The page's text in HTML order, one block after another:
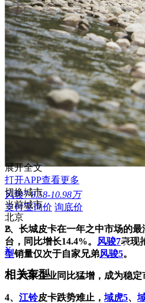
风骏7 8.58-10.98万
支付宝询价 询底价
2、长城皮卡在一年之中市场的
台，同比增长14.4%。
风骏7表现
型销量仅次于自家兄弟风骏5。
3、六家企业同比猛增，成为稳定
4、 江铃皮卡跌势难止， 域虎5、
展开全文
打开APP查看更多
切换城市
当前城市
北京
B
X
相关车型